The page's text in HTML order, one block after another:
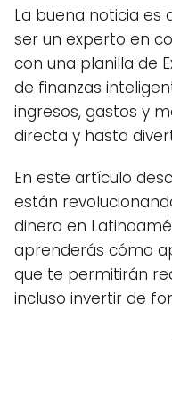
La buena noticia es
ser un experto en
con una planilla de
de finanzas
ingresos, gastos y
directa y hasta
En este artículo
están
dinero en
aprenderás cómo
que te permitirán
incluso invertir de